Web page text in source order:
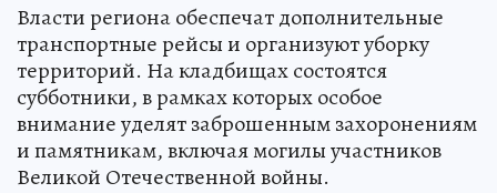
Власти региона обеспечат дополнительные
транспортные рейсы и организуют уборку
территорий. На кладбищах состоятся
субботники, в рамках которых особое
внимание уделят заброшенным захоронениям
и памятникам, включая могилы участников
Великой Отечественной войны.